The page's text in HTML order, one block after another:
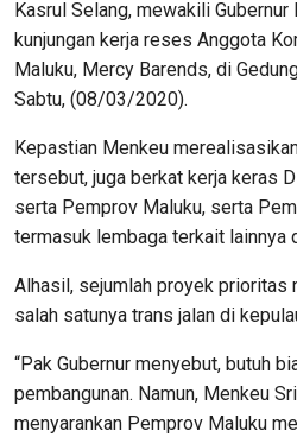
Kasrul Selang, mewakili
kunjungan kerja reses Anggota
Maluku, Mercy Barends, di
Sabtu, (08/03/2020).
Kepastian Menkeu
tersebut, juga berkat kerja keras
serta Pemprov Maluku, serta
termasuk lembaga terkait lainnya
Alhasil, sejumlah proyek prioritas
salah satunya trans jalan di
“Pak Gubernur menyebut, butuh
pembangunan. Namun, Menkeu
menyarankan Pemprov Maluku